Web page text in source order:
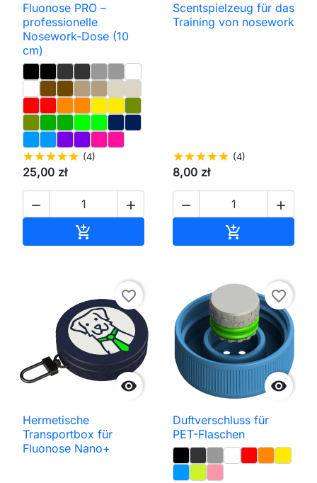
Fluonose PRO –
professionelle
Nosework-Dose (10
cm)
starstarstarstarstar (4)
25,00 zł
 

Scentspielzeug für das
Training von nosework
starstarstarstarstar (4)
8,00 zł
 


favorite_border
Hermetische
Transportbox für
Fluonose Nano+

favorite_border
Duftverschluss für
PET-Flaschen